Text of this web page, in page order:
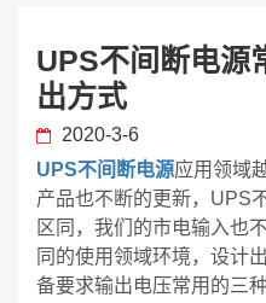
UPS不间断电源
出方式
2020-3-6
UPS不间断电源应用领域
产品也不断的更新，UPS
区同，我们的市电输入也
同的使用领域环境，设计
备要求输出电压常用的三